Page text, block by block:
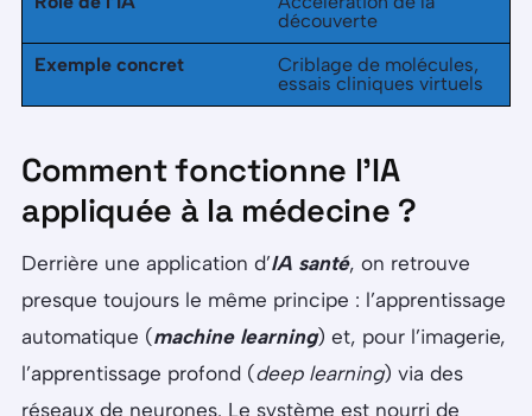
découverte
Exemple concret
Criblage de molécules,
essais cliniques virtuels
Comment fonctionne l’IA
appliquée à la médecine ?
Derrière une application d’IA santé, on retrouve
presque toujours le même principe : l’apprentissage
automatique (machine learning) et, pour l’imagerie,
l’apprentissage profond (deep learning) via des
réseaux de neurones. Le système est nourri de